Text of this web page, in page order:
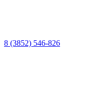
8 (3852) 546-826